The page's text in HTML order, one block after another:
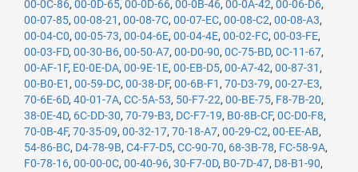
00-0C-86, 00-0D-65, 00-0D-66, 00-0B-46, 00-0A-42, 00-06-D6,
00-07-85, 00-08-21 , 00-08-7C, 00-07-EC, 00-08-C2, 00-08-A3,
00-04-C0, 00-05-73, 00-04-6E, 00-04-4E, 00-02-FC, 00-03-FE,
00-03-FD, 00-30-B6, 00-50-A7, 00-D0-90, 0C-75-BD, 0C-11-67,
00-AF-1F, E0-0E-DA, 00-9E-1E, 00-EB-D5, 00-A7-42, 00-87-31 ,
00-B0-E1 , 00-59-DC, 00-38-DF, 00-6B-F1 , 70-D3-79, 00-27-E3,
70-6E-6D, 40-01-7A, CC-5A-53, 50-F7-22, 00-BE-75, F8-7B-20,
38-0E-4D, 6C-DD-30, 70-79-B3, DC-F7-19, B0-8B-CF, 0C-D0-F8,
70-0B-4F, 70-35-09, 00-32-17, 70-18-A7, 00-29-C2, 00-EE-AB,
54-86-BC, D4-78-9B, C4-F7-D5, CC-90-70, 68-3B-78, FC-58-9A,
F0-78-16, 00-00-0C, 00-40-96, 30-F7-0D, B0-7D-47, D8-B1-90,